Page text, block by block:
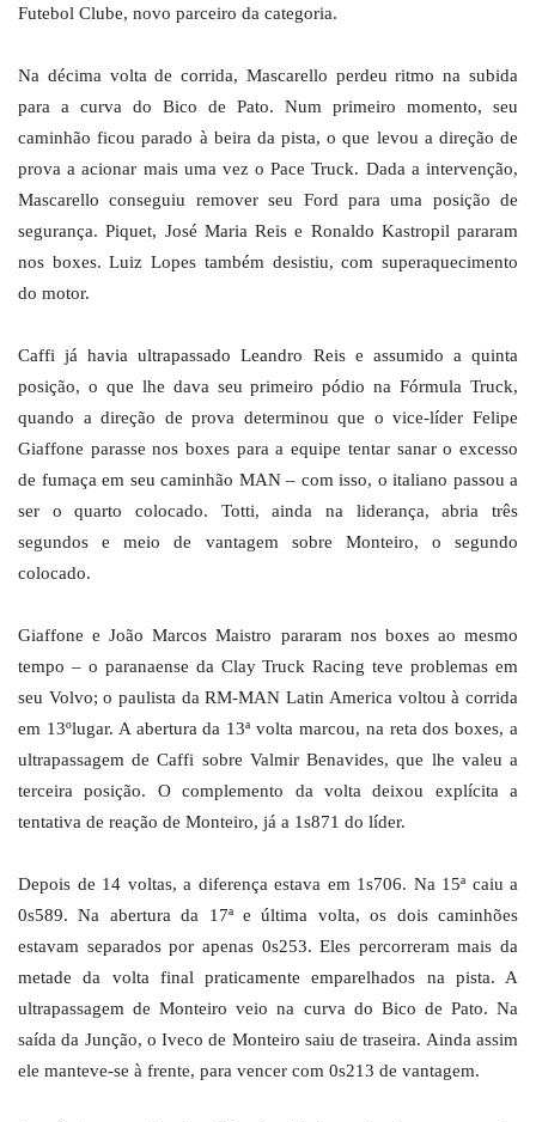
Futebol Clube, novo parceiro da categoria.
Na décima volta de corrida, Mascarello perdeu ritmo na subida
para a curva do Bico de Pato. Num primeiro momento, seu
caminhão ficou parado à beira da pista, o que levou a direção de
prova a acionar mais uma vez o Pace Truck. Dada a intervenção,
Mascarello conseguiu remover seu Ford para uma posição de
segurança. Piquet, José Maria Reis e Ronaldo Kastropil pararam
nos boxes. Luiz Lopes também desistiu, com superaquecimento
do motor.
Caffi já havia ultrapassado Leandro Reis e assumido a quinta
posição, o que lhe dava seu primeiro pódio na Fórmula Truck,
quando a direção de prova determinou que o vice-líder Felipe
Giaffone parasse nos boxes para a equipe tentar sanar o excesso
de fumaça em seu caminhão MAN – com isso, o italiano passou a
ser o quarto colocado. Totti, ainda na liderança, abria três
segundos e meio de vantagem sobre Monteiro, o segundo
colocado.
Giaffone e João Marcos Maistro pararam nos boxes ao mesmo
tempo – o paranaense da Clay Truck Racing teve problemas em
seu Volvo; o paulista da RM-MAN Latin America voltou à corrida
em 13ºlugar. A abertura da 13ª volta marcou, na reta dos boxes, a
ultrapassagem de Caffi sobre Valmir Benavides, que lhe valeu a
terceira posição. O complemento da volta deixou explícita a
tentativa de reação de Monteiro, já a 1s871 do líder.
Depois de 14 voltas, a diferença estava em 1s706. Na 15ª caiu a
0s589. Na abertura da 17ª e última volta, os dois caminhões
estavam separados por apenas 0s253. Eles percorreram mais da
metade da volta final praticamente emparelhados na pista. A
ultrapassagem de Monteiro veio na curva do Bico de Pato. Na
saída da Junção, o Iveco de Monteiro saiu de traseira. Ainda assim
ele manteve-se à frente, para vencer com 0s213 de vantagem.